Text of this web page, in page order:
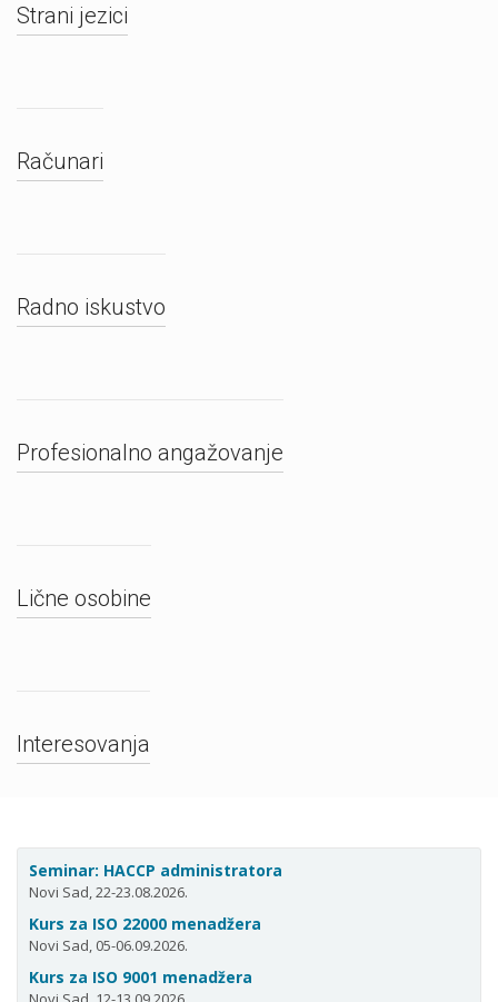
Strani jezici
Računari
Radno iskustvo
Profesionalno angažovanje
Lične osobine
Interesovanja
Seminar: HACCP administratora
Novi Sad, 22-23.08.2026.
Kurs za ISO 22000 menadžera
Novi Sad, 05-06.09.2026.
Kurs za ISO 9001 menadžera